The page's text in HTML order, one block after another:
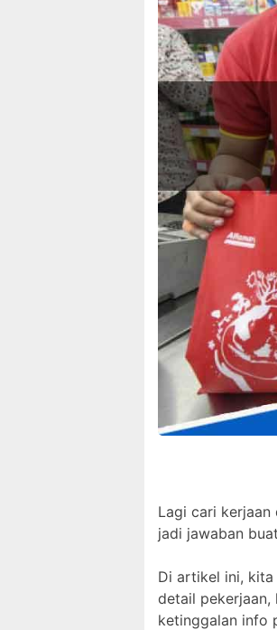
Lagi cari kerjaan
jadi jawaban
Di artikel ini, kita
detail pekerjaan,
ketinggalan info